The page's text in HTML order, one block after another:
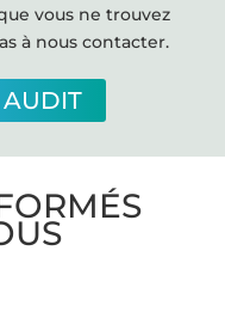
vous ne trouvez
à nous contacter.
AUDIT